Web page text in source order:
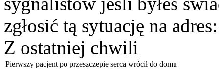
zgłosić tą sytuację na
Z ostatniej chwili
Pierwszy pacjent po przeszczepie serca wrócił do domu